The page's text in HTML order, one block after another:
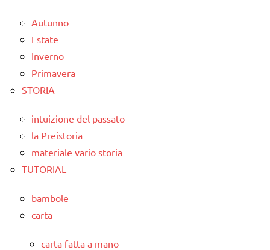
Autunno
Estate
Inverno
Primavera
STORIA
intuizione del passato
la Preistoria
materiale vario storia
TUTORIAL
bambole
carta
carta fatta a mano